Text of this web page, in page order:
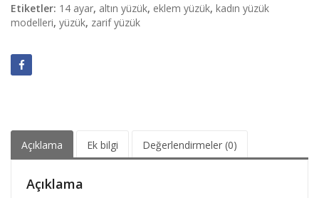
Etiketler: 14 ayar, altın yüzük, eklem yüzük, kadın yüzük
modelleri, yüzük, zarif yüzük
Açıklama Ek bilgi Değerlendirmeler (0)
Açıklama